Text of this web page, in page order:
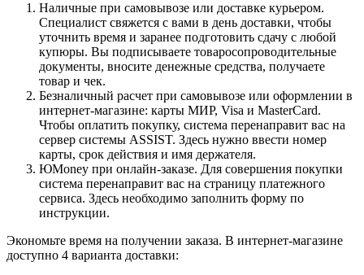
Наличные при самовывозе или доставке курьером.
Специалист свяжется с вами в день доставки, чтобы
уточнить время и заранее подготовить сдачу с любой
купюры. Вы подписываете товаросопроводительные
документы, вносите денежные средства, получаете
товар и чек.
Безналичный расчет при самовывозе или оформлении в
интернет-магазине: карты МИР, Visa и MasterCard.
Чтобы оплатить покупку, система перенаправит вас на
сервер системы ASSIST. Здесь нужно ввести номер
карты, срок действия и имя держателя.
ЮMoney при онлайн-заказе. Для совершения покупки
система перенаправит вас на страницу платежного
сервиса. Здесь необходимо заполнить форму по
инструкции.
Экономьте время на получении заказа. В интернет-магазине
доступно 4 варианта доставки: